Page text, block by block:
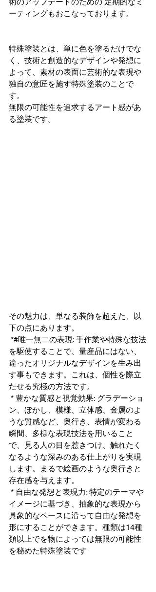
術のアップデートのための 定期的なミ
ーティングもおこなっております。
特殊塗装とは、単に色を塗るだけでな
く、技術と創造的なデザインや発想に
よって、素材の表面に芸術的な表現や
独自の意匠を施す特殊塗装のことで
す。
無限の可能性を追求するアート感があ
る塗装です。
その魅力は、単なる装飾を超えた、以
下の点にあります。
を駆使することで、量産品にはない、
違ったオリジナルなデザインを生み出
す事もできます。これは、個性を際立
たせる究極の方法です。
ン、ぼかし、模様、立体感、金属のよ
うな質感など、奥行き、表情が変わる
瞬間、多様な表現技法を用いること
で、見る人の目を惹きつけ、触れたく
なるような深みのある仕上がりを実現
します。まるで絵画のような奥行きと
存在感を与えます。
イメージに基づき、抽象的な表現から
具象的なベースに沿って自由な発想を
形にすることができます。種類は14種
類以上でを物によっては無限の可能性
を秘めた特殊塗装です